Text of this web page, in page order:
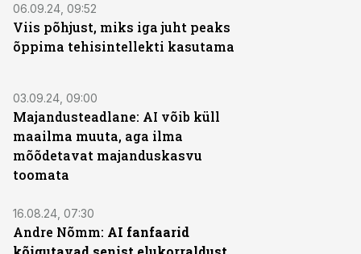
06.09.24, 09:52
Viis põhjust, miks iga juht peaks
õppima tehisintellekti kasutama
03.09.24, 09:00
Majandusteadlane: AI võib küll
maailma muuta, aga ilma
mõõdetavat majanduskasvu
toomata
16.08.24, 07:30
Andre Nõmm: AI fanfaarid